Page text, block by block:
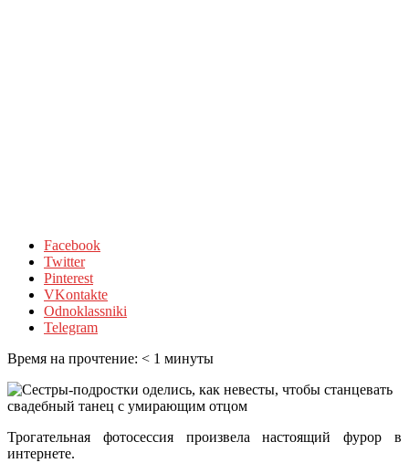
Facebook
Twitter
Pinterest
VKontakte
Odnoklassniki
Telegram
Время на прочтение: < 1 минуты
Трогательная фотосессия произвела настоящий фурор в
интернете.